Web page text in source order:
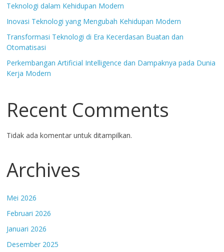
Teknologi dalam Kehidupan Modern
Inovasi Teknologi yang Mengubah Kehidupan Modern
Transformasi Teknologi di Era Kecerdasan Buatan dan
Otomatisasi
Perkembangan Artificial Intelligence dan Dampaknya pada Dunia
Kerja Modern
Recent Comments
Tidak ada komentar untuk ditampilkan.
Archives
Mei 2026
Februari 2026
Januari 2026
Desember 2025